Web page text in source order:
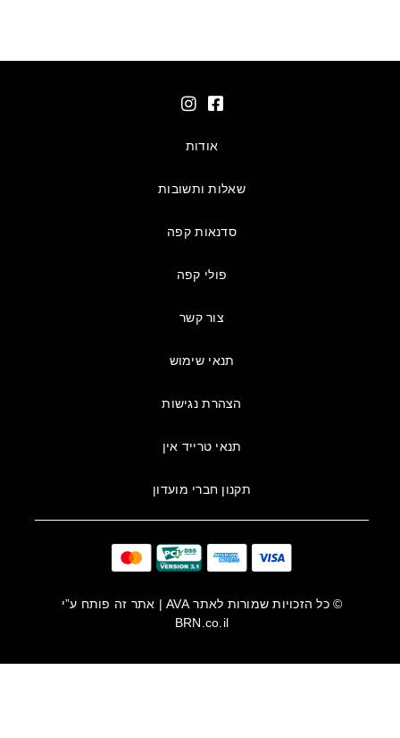
אודות
שאלות ותשובות
סדנאות קפה
פולי קפה
צור קשר
תנאי שימוש
הצהרת נגישות
תנאי טרייד אין
תקנון חברי מועדון
© כל הזכויות שמורות לאתרAVA| אתר זה פותח ע”י
BRN.co.il